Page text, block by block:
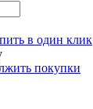
в один клик
покупки